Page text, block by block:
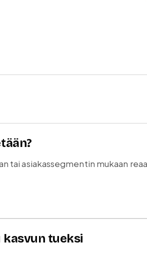
asiakassegmentin mukaan
tueksi